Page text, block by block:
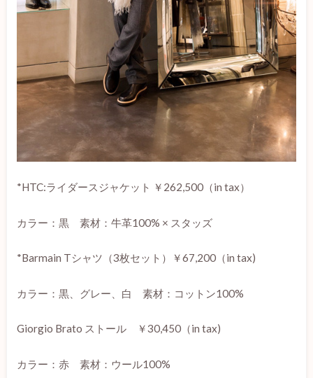
*HTC:ライダースジャケット ￥262,500（in tax）
カラー：黒 素材：牛革100% × スタッズ
*Barmain Tシャツ（3枚セット）￥67,200（in tax)
カラー：黒、グレー、白 素材：コットン100%
Giorgio Brato ストール ￥30,450（in tax)
カラー：赤 素材：ウール100%